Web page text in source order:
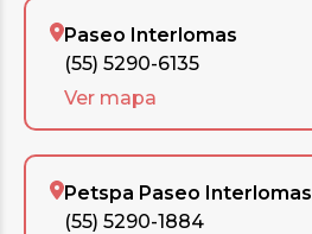
Paseo Interlomas
(55) 5290-6135
Ver mapa
Petspa Paseo Interlomas
(55) 5290-1884